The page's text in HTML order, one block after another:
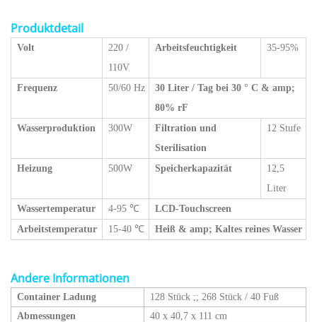
Produktdetail
Volt
220 /
110V
Arbeitsfeuchtigkeit 35-95%
Frequenz 50/60 Hz
30 Liter / Tag bei 30 ° C & amp;
80% rF
Wasserproduktion
300W
Filtration und
Sterilisation
12 Stufe
Heizung 500W Speicherkapazität
12,5
Liter
Wassertemperatur
4-95 ℃
LCD-Touchscreen
Arbeitstemperatur
15-40 ℃ Heiß & amp; Kaltes reines Wasser
Andere Informationen
Container Ladung 128 Stück ;; 268 Stück / 40 Fuß
Abmessungen
40 x 40,7 x 111 cm